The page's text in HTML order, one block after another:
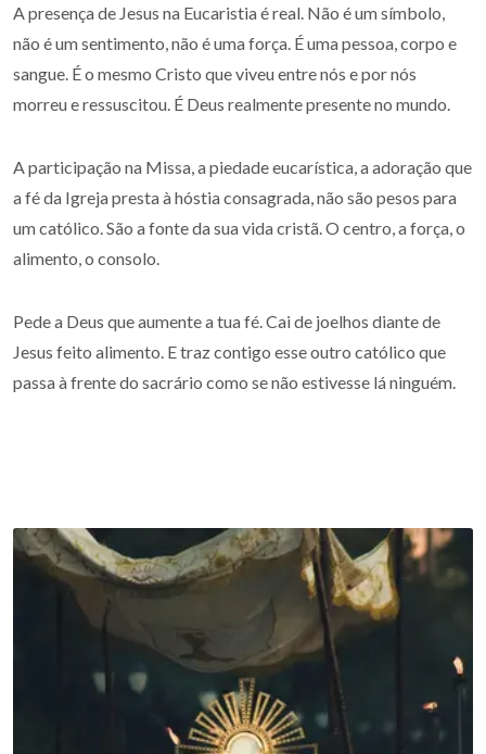
A presença de Jesus na Eucaristia é real. Não é um símbolo,
não é um sentimento, não é uma força. É uma pessoa, corpo e
sangue. É o mesmo Cristo que viveu entre nós e por nós
morreu e ressuscitou. É Deus realmente presente no mundo.
A participação na Missa, a piedade eucarística, a adoração que
a fé da Igreja presta à hóstia consagrada, não são pesos para
um católico. São a fonte da sua vida cristã. O centro, a força, o
alimento, o consolo.
Pede a Deus que aumente a tua fé. Cai de joelhos diante de
Jesus feito alimento. E traz contigo esse outro católico que
passa à frente do sacrário como se não estivesse lá ninguém.